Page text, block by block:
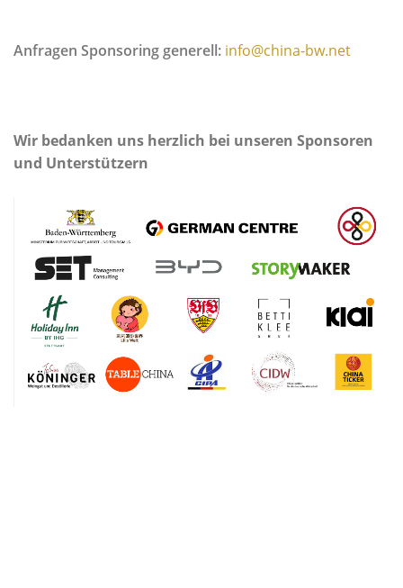
Anfragen Sponsoring generell: info@china-bw.net
Wir bedanken uns herzlich bei unseren Sponsoren
und Unterstützern